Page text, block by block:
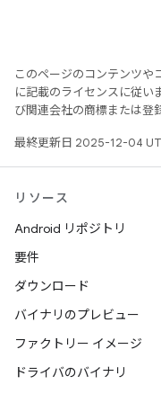
このページのコンテンツや
に記載のライセンスに従い
び関連会社の商標または登
最終更新日 2025-12-04
リソース
Android リポジトリ
要件
ダウンロード
バイナリのプレビュー
ファクトリー イメージ
ドライバのバイナリ